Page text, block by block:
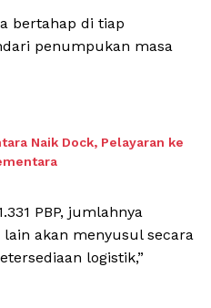
bertahap di tiap
penumpukan masa
Naik Dock, Pelayaran ke
PBP, jumlahnya
akan menyusul secara
logistik,”